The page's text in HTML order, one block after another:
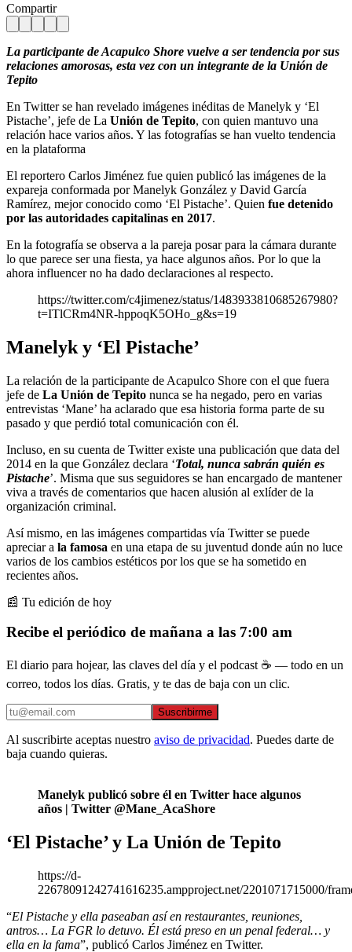
Compartir
La participante de Acapulco Shore vuelve a ser tendencia por sus
relaciones amorosas, esta vez con un integrante de la Unión de
Tepito
En Twitter se han revelado imágenes inéditas de Manelyk y ‘El
Pistache’, jefe de La Unión de Tepito, con quien mantuvo una
relación hace varios años. Y las fotografías se han vuelto tendencia
en la plataforma
El reportero Carlos Jiménez fue quien publicó las imágenes de la
expareja conformada por Manelyk González y David García
Ramírez, mejor conocido como ‘El Pistache’. Quien fue detenido
por las autoridades capitalinas en 2017.
En la fotografía se observa a la pareja posar para la cámara durante
lo que parece ser una fiesta, ya hace algunos años. Por lo que la
ahora influencer no ha dado declaraciones al respecto.
https://twitter.com/c4jimenez/status/1483933810685267980?
t=ITlCRm4NR-hppoqK5OHo_g&s=19
Manelyk y ‘El Pistache’
La relación de la participante de Acapulco Shore con el que fuera
jefe de La Unión de Tepito nunca se ha negado, pero en varias
entrevistas ‘Mane’ ha aclarado que esa historia forma parte de su
pasado y que perdió total comunicación con él.
Incluso, en su cuenta de Twitter existe una publicación que data del
2014 en la que González declara ‘Total, nunca sabrán quién es
Pistache’. Misma que sus seguidores se han encargado de mantener
viva a través de comentarios que hacen alusión al exlíder de la
organización criminal.
Así mismo, en las imágenes compartidas vía Twitter se puede
apreciar a la famosa en una etapa de su juventud donde aún no luce
varios de los cambios estéticos por los que se ha sometido en
recientes años.
📰 Tu edición de hoy
Recibe el periódico de mañana a las 7:00 am
El diario para hojear, las claves del día y el podcast ☕ — todo en un
correo, todos los días. Gratis, y te das de baja con un clic.
Suscribirme
Al suscribirte aceptas nuestro aviso de privacidad. Puedes darte de
baja cuando quieras.
Manelyk publicó sobre él en Twitter hace algunos
años | Twitter @Mane_AcaShore
‘El Pistache’ y La Unión de Tepito
https://d-
22678091242741616235.ampproject.net/2201071715000/
“El Pistache y ella paseaban así en restaurantes, reuniones,
antros… La FGR lo detuvo. Él está preso en un penal federal… y
ella en la fama”, publicó Carlos Jiménez en Twitter.